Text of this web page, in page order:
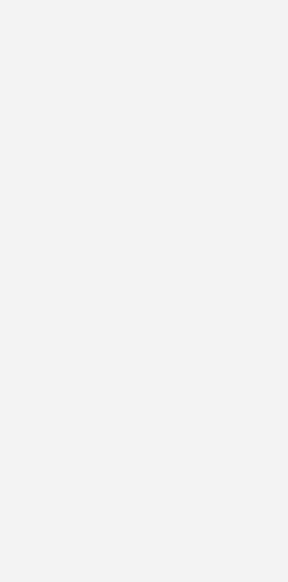
GEM ist Stuttgart; Erfüllungsort für
Stuttgart.
an einen anderen Ort als
Gefahrübergang auf den
der Ware an das
der Besteller Unternehmer im
Verpackung leistet GEM
entstandenen
der Rücksendung der
und
vom Besteller mit einer Frist von 3
beim Lieferservice gekündigt